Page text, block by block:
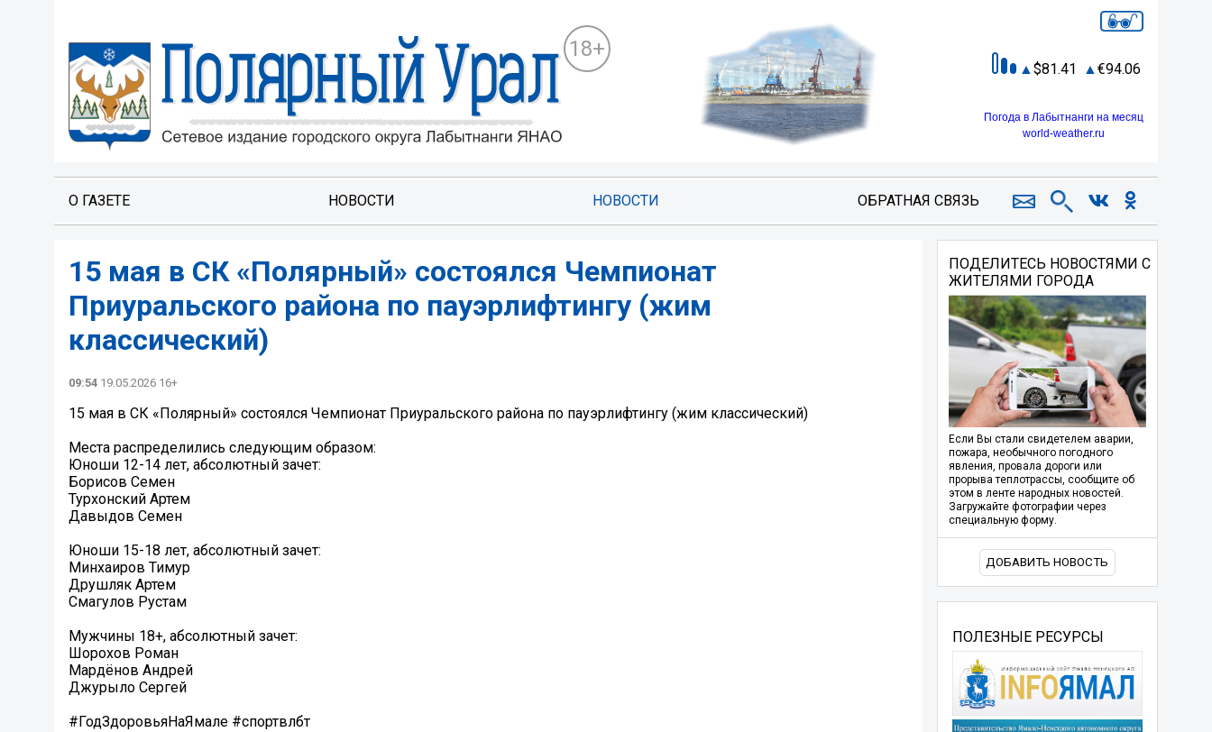
18+
81.41 94.06
Погода в Лабытнанги на месяц
world-weather.ru
О ГАЗЕТЕ НОВОСТИ НОВОСТИ ОБРАТНАЯ СВЯЗЬ
15 мая в СК «Полярный» состоялся Чемпионат
Приуральского района по пауэрлифтингу (жим
классический)
09:54 19.05.2026 16+
15 мая в СК «Полярный» состоялся Чемпионат Приуральского района по пауэрлифтингу (жим классический)
Места распределились следующим образом:
Юноши 12-14 лет, абсолютный зачет:
Борисов Семен
Турхонский Артем
Давыдов Семен
Юноши 15-18 лет, абсолютный зачет:
Минхаиров Тимур
Друшляк Артем
Смагулов Рустам
Мужчины 18+, абсолютный зачет:
Шорохов Роман
Мардёнов Андрей
Джурыло Сергей
#ГодЗдоровьяНаЯмале #спортвлбт
ПОДЕЛИТЕСЬ НОВОСТЯМИ С
ЖИТЕЛЯМИ ГОРОДА
Если Вы стали свидетелем аварии,
пожара, необычного погодного
явления, провала дороги или
прорыва теплотрассы, сообщите об
этом в ленте народных новостей.
Загружайте фотографии через
специальную форму.
ДОБАВИТЬ НОВОСТЬ
ПОЛЕЗНЫЕ РЕСУРСЫ